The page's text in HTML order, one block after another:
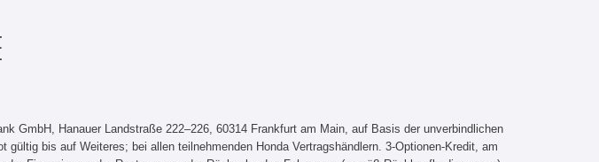
GmbH, Hanauer Landstraße 222–226, 60314 Frankfurt am Main, auf Basis der unverbindlichen
gültig bis auf Weiteres; bei allen teilnehmenden Honda Vertragshändlern. 3-Optionen-Kredit, am